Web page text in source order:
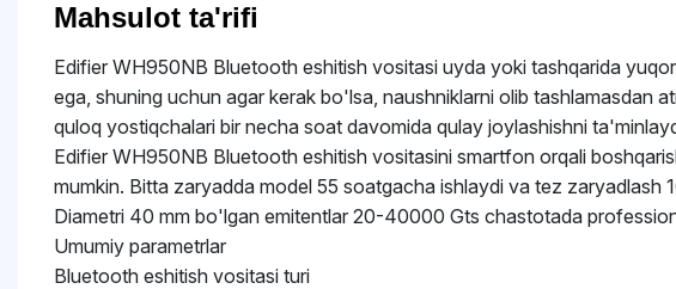
Mahsulot ta'rifi
Edifier WH950NB Bluetooth eshitish vositasi uyda yoki tashqarida
ega, shuning uchun agar kerak bo'lsa, naushniklarni olib tashlamasdan
quloq yostiqchalari bir necha soat davomida qulay joylashishni
Edifier WH950NB Bluetooth eshitish vositasini smartfon orqali
mumkin. Bitta zaryadda model 55 soatgacha ishlaydi va tez
Diametri 40 mm bo'lgan emitentlar 20-40000 Gts chastotada
Umumiy parametrlar
Bluetooth eshitish vositasi turi